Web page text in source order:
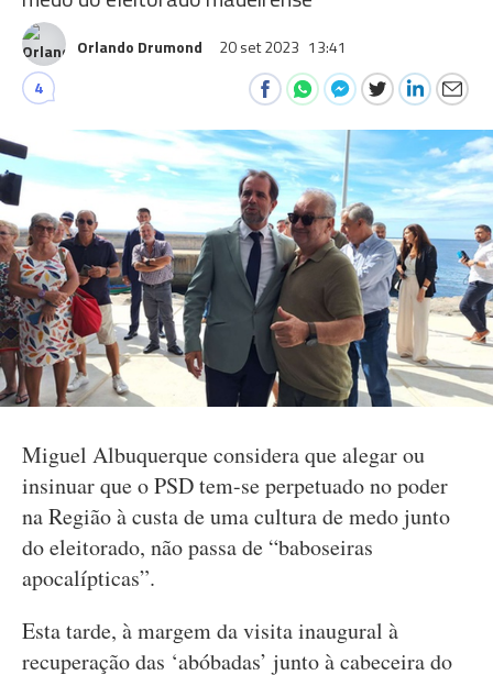
Orlando Drumond 20 set 2023 13:41
4
Miguel Albuquerque considera que alegar ou
insinuar que o PSD tem-se perpetuado no poder
na Região à custa de uma cultura de medo junto
do eleitorado, não passa de “baboseiras
apocalípticas”.
Esta tarde, à margem da visita inaugural à
recuperação das ‘abóbadas’ junto à cabeceira do